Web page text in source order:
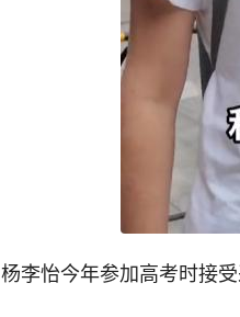
杨李怡今年参加高考时接